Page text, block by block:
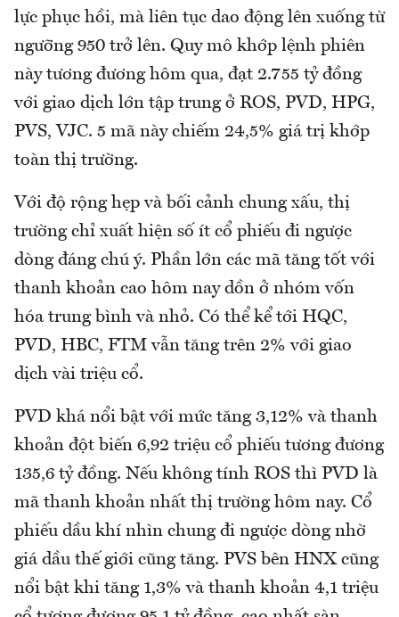
lực phục hồi, mà liên tục dao động lên xuống từ
ngưỡng 950 trở lên. Quy mô khớp lệnh phiên
này tương đương hôm qua, đạt 2.755 tỷ đồng
với giao dịch lớn tập trung ở ROS, PVD, HPG,
PVS, VJC. 5 mã này chiếm 24,5% giá trị khớp
toàn thị trường.
Với độ rộng hẹp và bối cảnh chung xấu, thị
trường chỉ xuất hiện số ít cổ phiếu đi ngược
dòng đáng chú ý. Phần lớn các mã tăng tốt với
thanh khoản cao hôm nay dồn ở nhóm vốn
hóa trung bình và nhỏ. Có thể kể tới HQC,
PVD, HBC, FTM vẫn tăng trên 2% với giao
dịch vài triệu cổ.
PVD khá nổi bật với mức tăng 3,12% và thanh
khoản đột biến 6,92 triệu cổ phiếu tương đương
135,6 tỷ đồng. Nếu không tính ROS thì PVD là
mã thanh khoản nhất thị trường hôm nay. Cổ
phiếu dầu khí nhìn chung đi ngược dòng nhờ
giá dầu thế giới cũng tăng. PVS bên HNX cũng
nổi bật khi tăng 1,3% và thanh khoản 4,1 triệu